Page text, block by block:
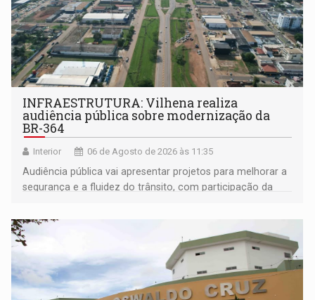
INFRAESTRUTURA: Vilhena realiza
audiência pública sobre modernização da
BR-364
Interior 06 de Agosto de 2026 às 11:35
Audiência pública vai apresentar projetos para melhorar a
segurança e a fluidez do trânsito, com participação da